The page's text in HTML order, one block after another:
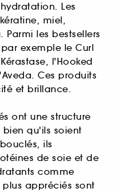
Les
miel,
les bestsellers
exemple le Curl
l'Hooked
Ces produits
et brillance.
ont une structure
qu'ils soient
ils
de soie et de
comme
appréciés sont